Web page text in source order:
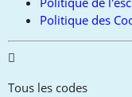
Politique des
Tous les codes